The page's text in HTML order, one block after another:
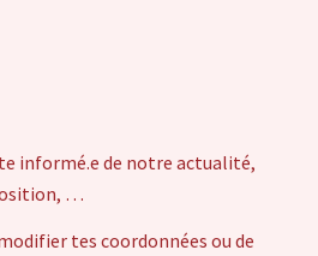
informé.e de notre actualité,
…
tes coordonnées ou de